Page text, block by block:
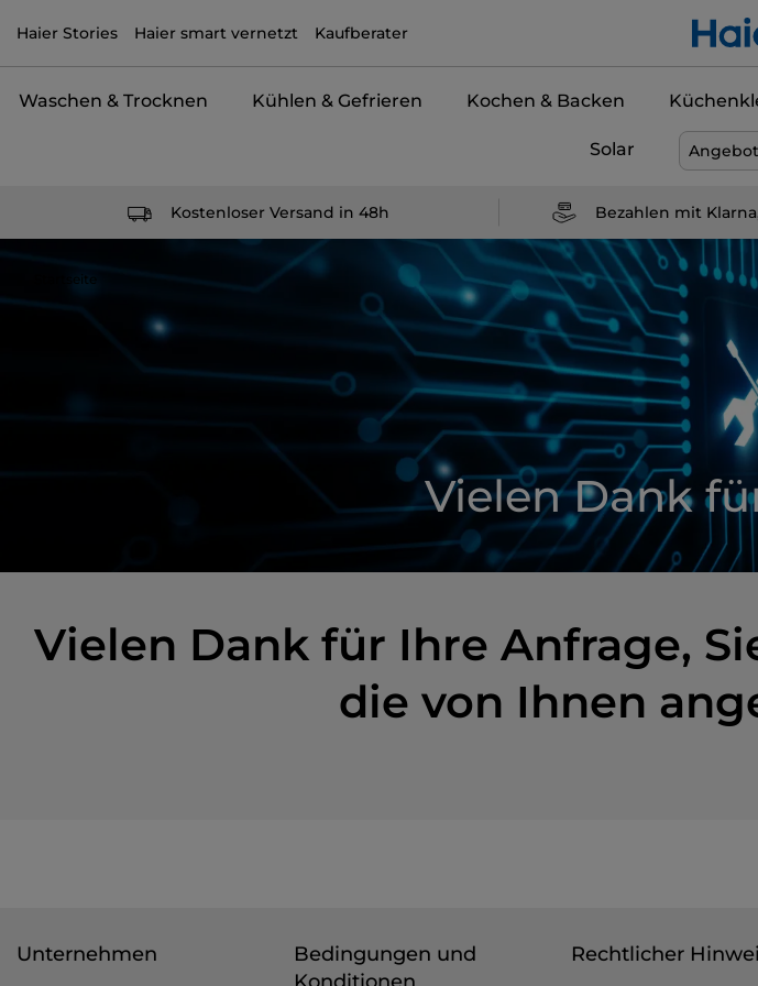
Haier Stories Haier smart vernetzt Kaufberater
Waschen & Trocknen Kühlen & Gefrieren Kochen & Backen
Solar
Kostenloser Versand in 48h Bezahlen mit
Startseite
Vielen Dank
Vielen Dank für Ihre Anfrage,
die von Ihnen
Unternehmen
Bedingungen und
Rechtlicher